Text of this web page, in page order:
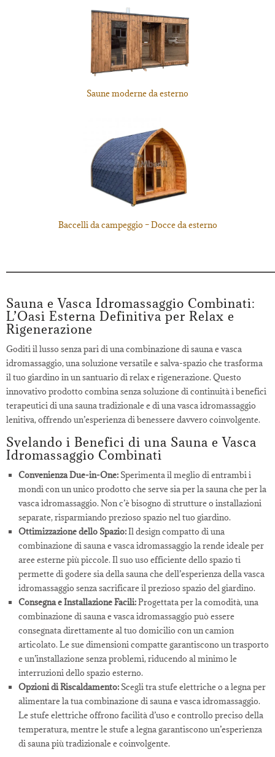
Saune moderne da esterno
Baccelli da campeggio – Docce da esterno
Sauna e Vasca Idromassaggio Combinati:
L’Oasi Esterna Definitiva per Relax e
Rigenerazione
Goditi il lusso senza pari di una combinazione di sauna e vasca
idromassaggio, una soluzione versatile e salva-spazio che trasforma
il tuo giardino in un santuario di relax e rigenerazione. Questo
innovativo prodotto combina senza soluzione di continuità i benefici
terapeutici di una sauna tradizionale e di una vasca idromassaggio
lenitiva, offrendo un’esperienza di benessere davvero coinvolgente.
Svelando i Benefici di una Sauna e Vasca
Idromassaggio Combinati
Convenienza Due-in-One: Sperimenta il meglio di entrambi i
mondi con un unico prodotto che serve sia per la sauna che per la
vasca idromassaggio. Non c’è bisogno di strutture o installazioni
separate, risparmiando prezioso spazio nel tuo giardino.
Ottimizzazione dello Spazio:Il design compatto di una
combinazione di sauna e vasca idromassaggio la rende ideale per
aree esterne più piccole. Il suo uso efficiente dello spazio ti
permette di godere sia della sauna che dell’esperienza della vasca
idromassaggio senza sacrificare il prezioso spazio del giardino.
Consegna e Installazione Facili:Progettata per la comodità, una
combinazione di sauna e vasca idromassaggio può essere
consegnata direttamente al tuo domicilio con un camion
articolato. Le sue dimensioni compatte garantiscono un trasporto
e un’installazione senza problemi, riducendo al minimo le
interruzioni dello spazio esterno.
Opzioni di Riscaldamento: Scegli tra stufe elettriche o a legna per
alimentare la tua combinazione di sauna e vasca idromassaggio.
Le stufe elettriche offrono facilità d’uso e controllo preciso della
temperatura, mentre le stufe a legna garantiscono un’esperienza
di sauna più tradizionale e coinvolgente.